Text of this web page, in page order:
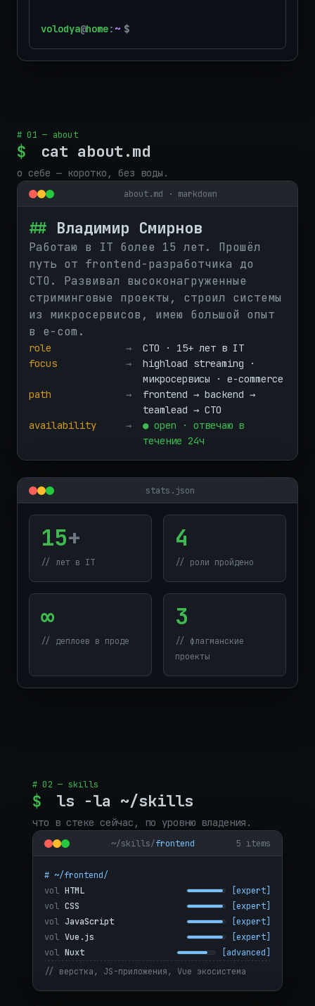
volodya@home: ~ $
# 01 — about
$ cat about.md
о себе — коротко, без воды.
about.md · markdown
## Владимир Смирнов
Работаю в IT более 15 лет. Прошёл
путь от frontend-разработчика до
CTO. Развивал высоконагруженные
стриминговые проекты, строил системы
из микросервисов, имею большой опыт
в e-com.
role →
CTO · 15+ лет в IT
focus
→
highload streaming ·
микросервисы · e-commerce
path
→
frontend → backend →
teamlead → CTO
availability
→
● open · отвечаю в
течение 24ч
stats.json
15+
// лет в IT
4
// роли пройдено
∞
// деплоев в проде
3
// флагманские
проекты
# 02 — skills
$ ls -la ~/skills
что в стеке сейчас, по уровню владения.
~/skills/frontend 5 items
# ~/frontend/
vol HTML
[expert]
vol CSS
[expert]
vol JavaScript
[expert]
vol Vue.js
[expert]
vol Nuxt
[advanced]
// верстка, JS-приложения, Vue экосистема